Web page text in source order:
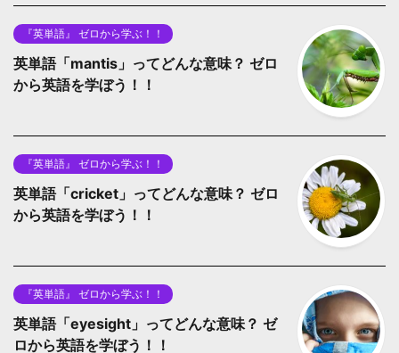
『英単語』 ゼロから学ぶ！！
英単語「mantis」ってどんな意味？ ゼロ
から英語を学ぼう！！
『英単語』 ゼロから学ぶ！！
英単語「cricket」ってどんな意味？ ゼロ
から英語を学ぼう！！
『英単語』 ゼロから学ぶ！！
英単語「eyesight」ってどんな意味？ ゼ
ロから英語を学ぼう！！